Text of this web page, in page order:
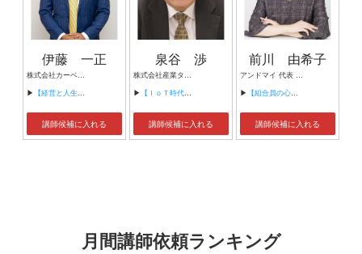
伊藤 一正
▶ 【経営と人生がHappyになる3つのキーワード】
講師候補に入れる
泉谷 渉
▶ 【ＩｏＴ時代にニッポンの製造業が一気に抜け出す！！ ～世界トップシェアのセンサーとロボットで戦え！】
講師候補に入れる
前川 由希子
▶ 【組合員の心をぐっと掴むコミュニケーション術～組合員が「あなたが言うなら」と動き出す３ステップ～】
講師候補に入れる
月間講師依頼ランキング